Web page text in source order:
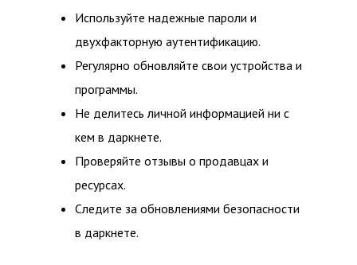
Используйте надежные пароли и
двухфакторную аутентификацию.
Регулярно обновляйте свои устройства и
программы.
Не делитесь личной информацией ни с
кем в даркнете.
Проверяйте отзывы о продавцах и
ресурсах.
Следите за обновлениями безопасности
в даркнете.